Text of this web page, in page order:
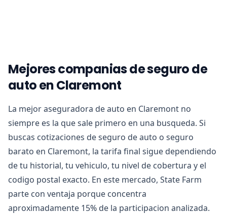
Mejores companias de seguro de
auto en Claremont
La mejor aseguradora de auto en Claremont no
siempre es la que sale primero en una busqueda. Si
buscas cotizaciones de seguro de auto o seguro
barato en Claremont, la tarifa final sigue dependiendo
de tu historial, tu vehiculo, tu nivel de cobertura y el
codigo postal exacto. En este mercado, State Farm
parte con ventaja porque concentra
aproximadamente 15% de la participacion analizada.